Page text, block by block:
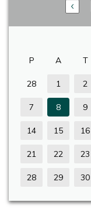
P A T
28 1 2
7 8 9
14 15 16
21 22 23
28 29 30